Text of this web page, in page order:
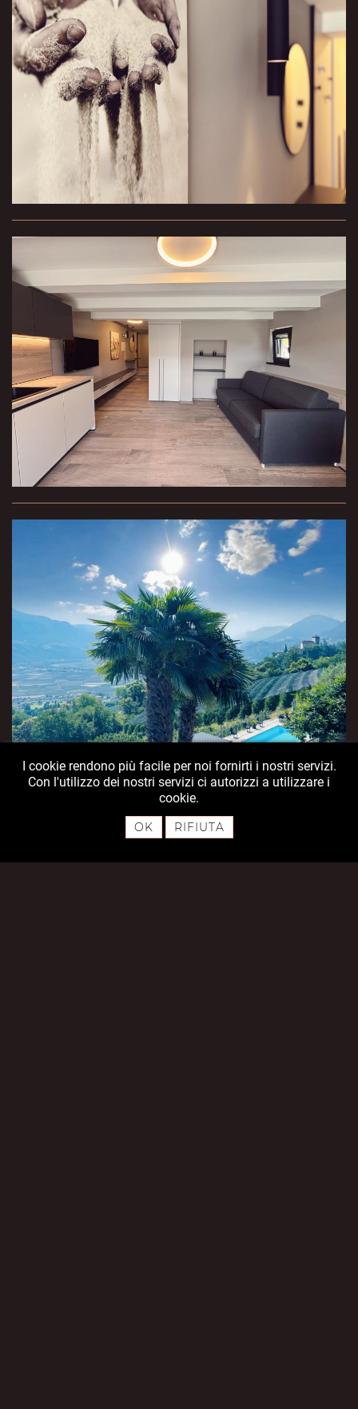
I cookie rendono più facile per noi fornirti i nostri servizi.
Con l'utilizzo dei nostri servizi ci autorizzi a utilizzare i
cookie.
OK RIFIUTA